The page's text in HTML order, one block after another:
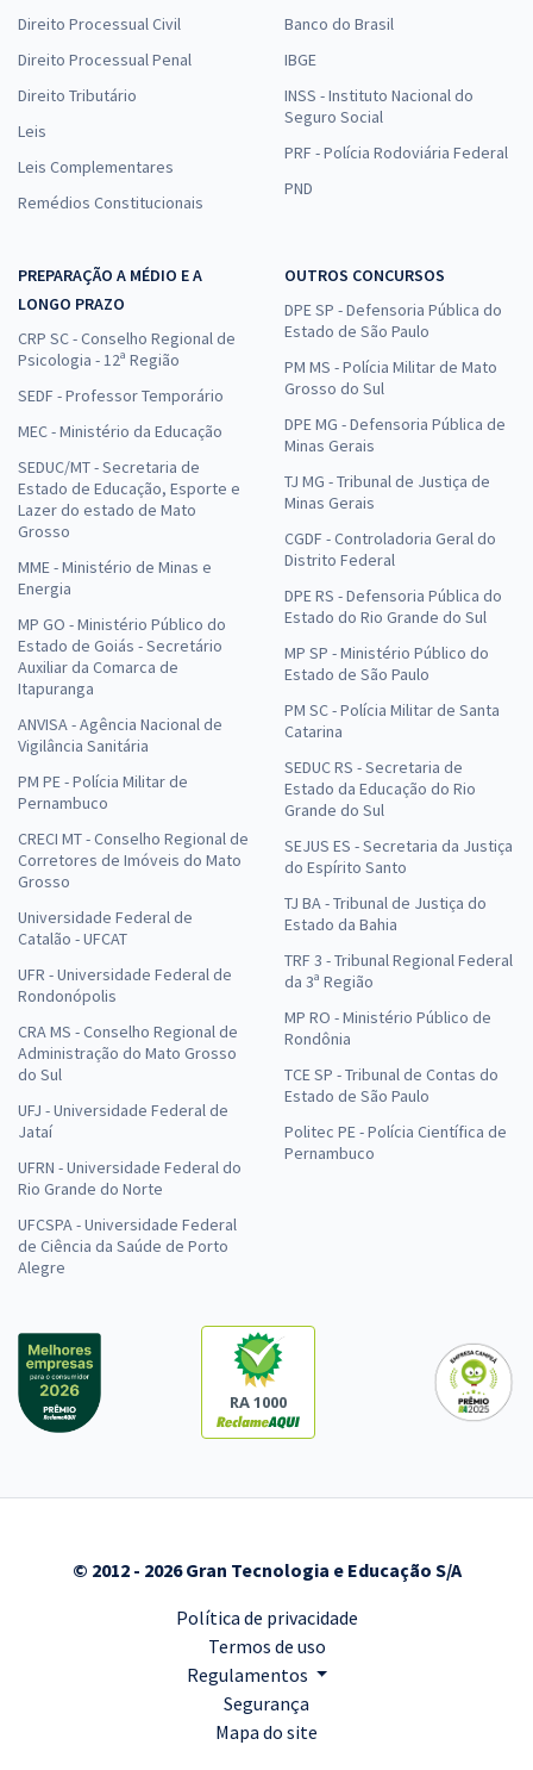
Direito Processual Civil
Direito Processual Penal
Direito Tributário
Leis
Leis Complementares
Remédios Constitucionais
Banco do Brasil
IBGE
INSS - Instituto Nacional do
Seguro Social
PRF - Polícia Rodoviária Federal
PND
PREPARAÇÃO A MÉDIO E A
LONGO PRAZO
CRP SC - Conselho Regional de
Psicologia - 12ª Região
SEDF - Professor Temporário
MEC - Ministério da Educação
SEDUC/MT - Secretaria de
Estado de Educação, Esporte e
Lazer do estado de Mato
Grosso
MME - Ministério de Minas e
Energia
MP GO - Ministério Público do
Estado de Goiás - Secretário
Auxiliar da Comarca de
Itapuranga
ANVISA - Agência Nacional de
Vigilância Sanitária
PM PE - Polícia Militar de
Pernambuco
CRECI MT - Conselho Regional de
Corretores de Imóveis do Mato
Grosso
Universidade Federal de
Catalão - UFCAT
UFR - Universidade Federal de
Rondonópolis
CRA MS - Conselho Regional de
Administração do Mato Grosso
do Sul
UFJ - Universidade Federal de
Jataí
UFRN - Universidade Federal do
Rio Grande do Norte
UFCSPA - Universidade Federal
de Ciência da Saúde de Porto
Alegre
OUTROS CONCURSOS
DPE SP - Defensoria Pública do
Estado de São Paulo
PM MS - Polícia Militar de Mato
Grosso do Sul
DPE MG - Defensoria Pública de
Minas Gerais
TJ MG - Tribunal de Justiça de
Minas Gerais
CGDF - Controladoria Geral do
Distrito Federal
DPE RS - Defensoria Pública do
Estado do Rio Grande do Sul
MP SP - Ministério Público do
Estado de São Paulo
PM SC - Polícia Militar de Santa
Catarina
SEDUC RS - Secretaria de
Estado da Educação do Rio
Grande do Sul
SEJUS ES - Secretaria da Justiça
do Espírito Santo
TJ BA - Tribunal de Justiça do
Estado da Bahia
TRF 3 - Tribunal Regional Federal
da 3ª Região
MP RO - Ministério Público de
Rondônia
TCE SP - Tribunal de Contas do
Estado de São Paulo
Politec PE - Polícia Científica de
Pernambuco
RA 1000
© 2012 - 2026 Gran Tecnologia e Educação S/A
Política de privacidade
Termos de uso
Regulamentos
Segurança
Mapa do site